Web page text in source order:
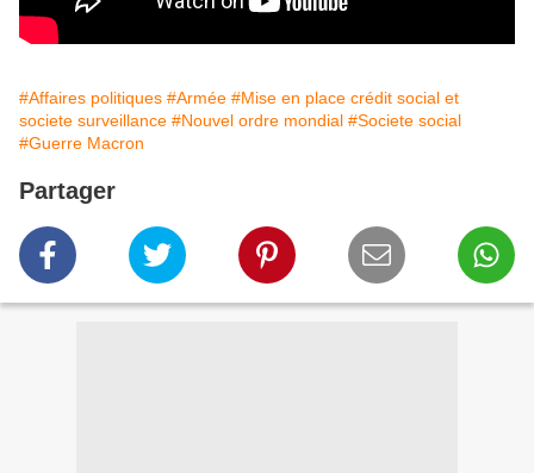
#Affaires politiques #Armée #Mise en place crédit social et
societe surveillance #Nouvel ordre mondial #Societe social
#Guerre Macron
Partager